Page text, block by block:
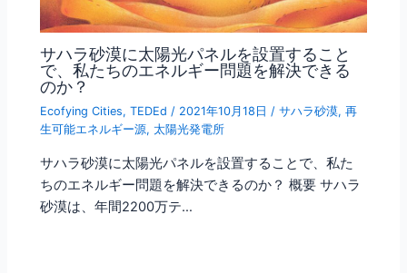
サハラ砂漠に太陽光パネルを設置すること
で、私たちのエネルギー問題を解決できる
のか？
Ecofying Cities,TEDEd / 2021年10月18日/サハラ砂漠,再
生可能エネルギー源,太陽光発電所
サハラ砂漠に太陽光パネルを設置することで、私た
ちのエネルギー問題を解決できるのか？ 概要 サハラ
砂漠は、年間2200万テ…